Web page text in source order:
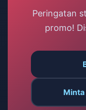
Peringatan
promo!